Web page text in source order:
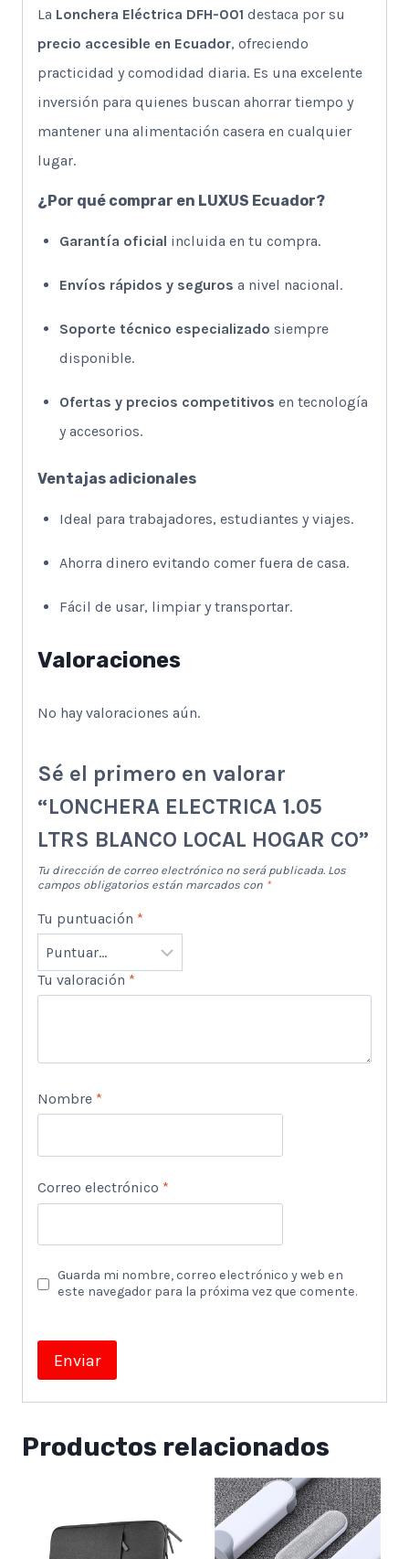
La Lonchera Eléctrica DFH-001 destaca por su
precio accesible en Ecuador, ofreciendo
practicidad y comodidad diaria. Es una excelente
inversión para quienes buscan ahorrar tiempo y
mantener una alimentación casera en cualquier
lugar.
¿Por qué comprar en LUXUS Ecuador?
Garantía oficial incluida en tu compra.
Envíos rápidos y seguros a nivel nacional.
Soporte técnico especializado siempre
disponible.
Ofertas y precios competitivos en tecnología
y accesorios.
Ventajas adicionales
Ideal para trabajadores, estudiantes y viajes.
Ahorra dinero evitando comer fuera de casa.
Fácil de usar, limpiar y transportar.
Valoraciones
No hay valoraciones aún.
Sé el primero en valorar
“LONCHERA ELECTRICA 1.05
LTRS BLANCO LOCAL HOGAR CO”
Tu dirección de correo electrónico no será publicada. Los
campos obligatorios están marcados con *
Tu puntuación *
Tu valoración *
Nombre *
Correo electrónico *
Guarda mi nombre, correo electrónico y web en
este navegador para la próxima vez que comente.
Productos relacionados